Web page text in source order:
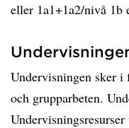
eller 1a1+1a2/nivå 1b
Undervisningen sker i
och grupparbeten.